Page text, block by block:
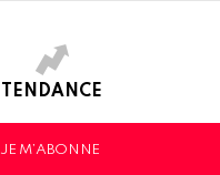
TENDANCE
JE M’ABONNE